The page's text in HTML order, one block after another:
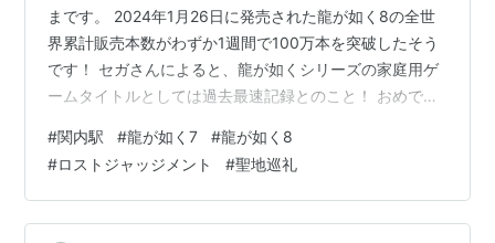
まです。 2024年1月26日に発売された龍が如く8の全世
界累計販売本数がわずか1週間で100万本を突破したそう
です！ セガさんによると、龍が如くシリーズの家庭用ゲ
ームタイトルとしては過去最速記録とのこと！ おめでと
日の新宿歌舞伎町に続いてまたしても聖地巡礼をしてま
いりました！ こたま🦍が行きたかっただけとも言います
(⁠◔⁠‿⁠◔⁠) ということで今回は、龍が如く7,8とロストジャッ
ジメントの舞台である伊勢佐木異人町こと関内駅周辺に
#関内駅 #龍が如く7 #龍が如く8
#ロストジャッジメント #聖地巡礼